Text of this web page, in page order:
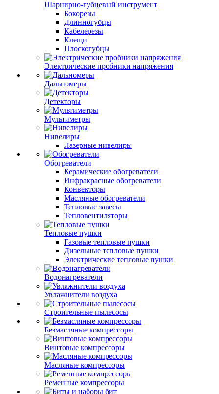
Шарнирно-губцевый инструмент
Бокорезы
Длинногубцы
Кабелерезы
Клещи
Плоскогубцы
Электрические пробники напряжения
Дальномеры
Детекторы
Мультиметры
Нивелиры
Лазерные нивелиры
Обогреватели
Керамические обогреватели
Инфракрасные обогреватели
Конвекторы
Масляные обогреватели
Тепловые завесы
Тепловентиляторы
Тепловые пушки
Газовые тепловые пушки
Дизельные тепловые пушки
Электрические тепловые пушки
Водонагреватели
Увлажнители воздуха
Строительные пылесосы
Безмасляные компрессоры
Винтовые компрессоры
Масляные компрессоры
Ременные компрессоры